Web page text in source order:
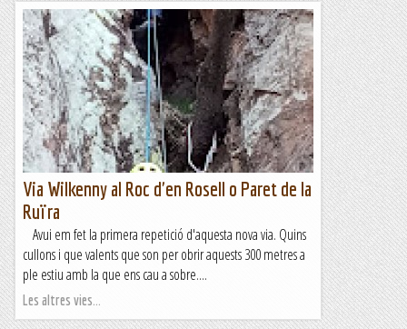
Via Wilkenny al Roc d'en Rosell o Paret de la
Ruïra
Avui em fet la primera repetició d'aquesta nova via. Quins
cullons i que valents que son per obrir aquests 300 metres a
ple estiu amb la que ens cau a sobre....
Les altres vies...